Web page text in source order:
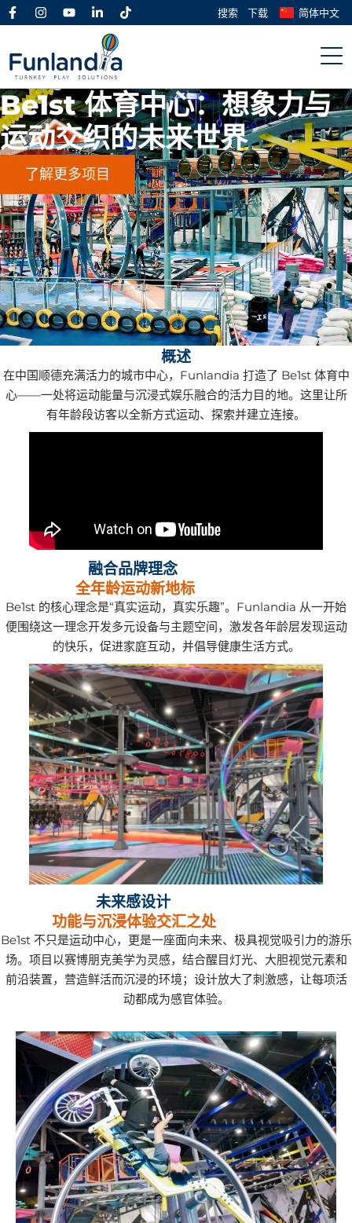
搜索 下载 简体中文
Be1st 体育中心：想象力与
运动交织的未来世界
了解更多项目
概述
在中国顺德充满活力的城市中心，Funlandia 打造了 Be1st 体育中
心——一处将运动能量与沉浸式娱乐融合的活力目的地。这里让所
有年龄段访客以全新方式运动、探索并建立连接。
融合品牌理念
全年龄运动新地标
Be1st 的核心理念是“真实运动，真实乐趣”。Funlandia 从一开始
便围绕这一理念开发多元设备与主题空间，激发各年龄层发现运动
的快乐，促进家庭互动，并倡导健康生活方式。
未来感设计
功能与沉浸体验交汇之处
Be1st 不只是运动中心，更是一座面向未来、极具视觉吸引力的游乐
场。项目以赛博朋克美学为灵感，结合醒目灯光、大胆视觉元素和
前沿装置，营造鲜活而沉浸的环境；设计放大了刺激感，让每项活
动都成为感官体验。